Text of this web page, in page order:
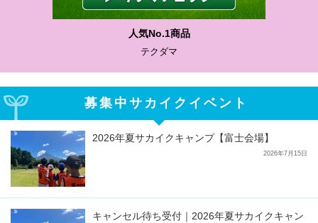
わかりやすい質問に沿って書ける
サカイクサッカーノート
募集中サカイクイベント
2026年夏サカイクキャンプ【富士会場】
2026年7月15日
キャンセル待ち受付｜2026年夏サカイクキャン